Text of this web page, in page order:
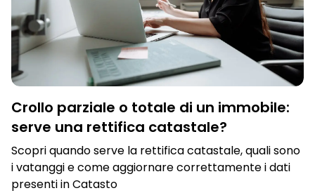
Registrati
Crollo parziale o totale di un immobile:
serve una rettifica catastale?
Scopri quando serve la rettifica catastale, quali sono
i vatanggi e come aggiornare correttamente i dati
presenti in Catasto